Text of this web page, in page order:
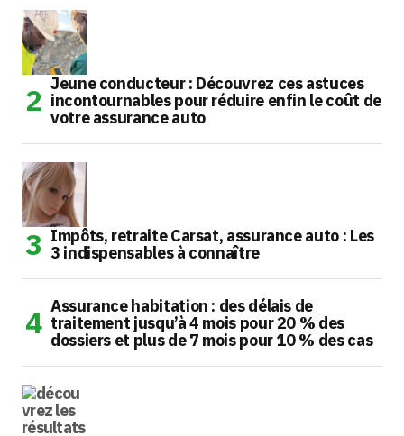
Jeune conducteur : Découvrez ces astuces
incontournables pour réduire enfin le coût de
votre assurance auto
Impôts, retraite Carsat, assurance auto : Les
3 indispensables à connaître
Assurance habitation : des délais de
traitement jusqu’à 4 mois pour 20 % des
dossiers et plus de 7 mois pour 10 % des cas